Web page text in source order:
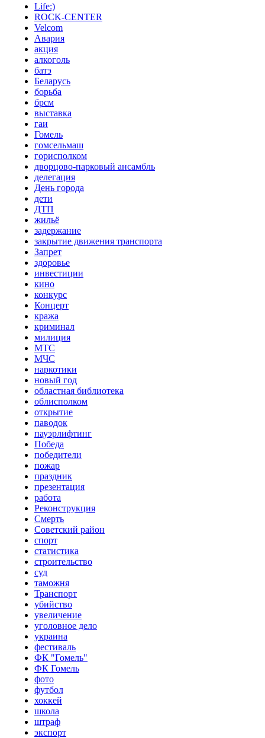
Life:)
ROCK-CENTER
Velcom
Авария
акция
алкоголь
батэ
Беларусь
борьба
брсм
выставка
гаи
Гомель
гомсельмаш
горисполком
дворцово-парковый ансамбль
делегация
День города
дети
ДТП
жильё
задержание
закрытие движения транспорта
Запрет
здоровье
инвестиции
кино
конкурс
Концерт
кража
криминал
милиция
МТС
МЧС
наркотики
новый год
областная библиотека
облисполком
открытие
паводок
пауэрлифтинг
Победа
победители
пожар
праздник
презентация
работа
Реконструкция
Смерть
Советский район
спорт
статистика
строительство
суд
таможня
Транспорт
убийство
увеличение
уголовное дело
украина
фестиваль
ФК "Гомель"
ФК Гомель
фото
футбол
хоккей
школа
штраф
экспорт